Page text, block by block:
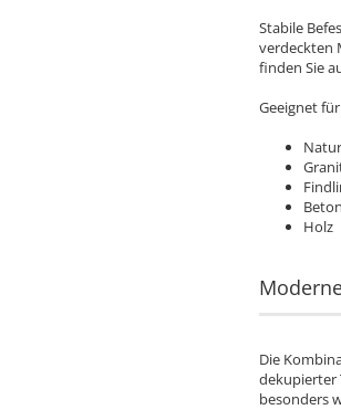
Stabile
verdeckten
finden Sie
Geeignet
Beton
Holz
Die
dekupierter
besonders